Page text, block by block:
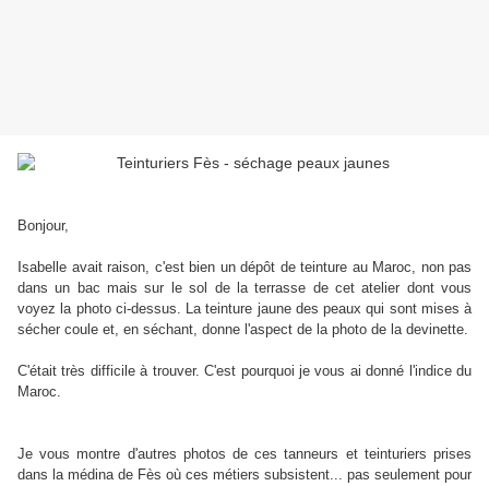
Bonjour,
Isabelle avait raison, c'est bien un dépôt de teinture au Maroc, non pas
dans un bac mais sur le sol de la terrasse de cet atelier dont vous
voyez la photo ci-dessus. La teinture jaune des peaux qui sont mises à
sécher coule et, en séchant, donne l'aspect de la photo de la devinette.
C'était très difficile à trouver. C'est pourquoi je vous ai donné l'indice du
Maroc.
Je vous montre d'autres photos de ces tanneurs et teinturiers prises
dans la médina de Fès où ces métiers subsistent... pas seulement pour